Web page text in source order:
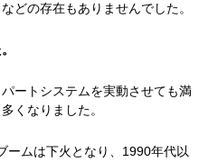
どの存在もありませんでした。
ートシステムを実動させても満
くなりました。
ームは下火となり、 1990年代以